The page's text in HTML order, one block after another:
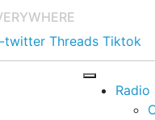
twitter Threads Tiktok
Radio